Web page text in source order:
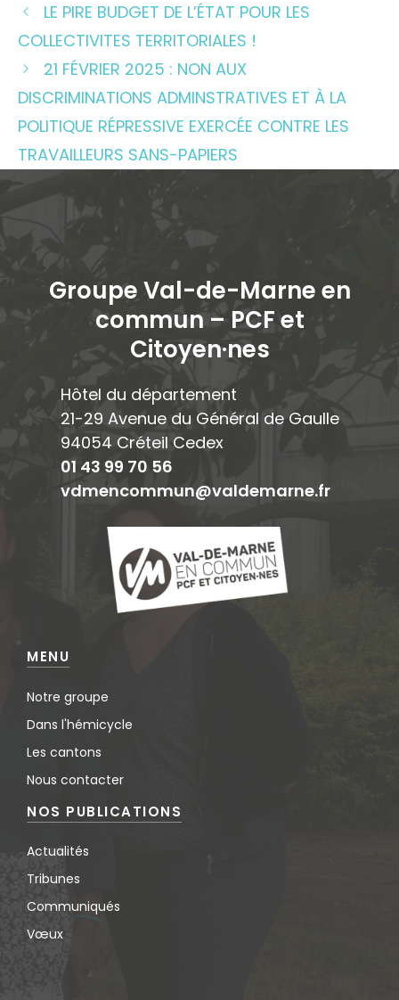
LE PIRE BUDGET DE L’ÉTAT POUR LES
COLLECTIVITES TERRITORIALES !
21 FÉVRIER 2025 : NON AUX
DISCRIMINATIONS ADMINSTRATIVES ET À LA
POLITIQUE RÉPRESSIVE EXERCÉE CONTRE LES
TRAVAILLEURS SANS-PAPIERS
Groupe Val-de-Marne en
commun – PCF et
Citoyen·nes
Hôtel du département
21-29 Avenue du Général de Gaulle
94054 Créteil Cedex
01 43 99 70 56
vdmencommun@valdemarne.fr
MENU
Notre groupe
Dans l'hémicycle
Les cantons
Nous contacter
NOS PUBLICATIONS
Actualités
Tribunes
Communiqués
Vœux